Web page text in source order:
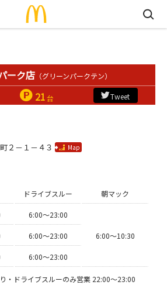
ーク店 （グリーンパークテン）
21台 Tweet
２－１－４３
Map
ドライブスルー 朝マック
6:00〜23:00
6:00〜10:30
6:00〜23:00
6:00〜23:00
・ドライブスルーのみ営業 22:00～23:00